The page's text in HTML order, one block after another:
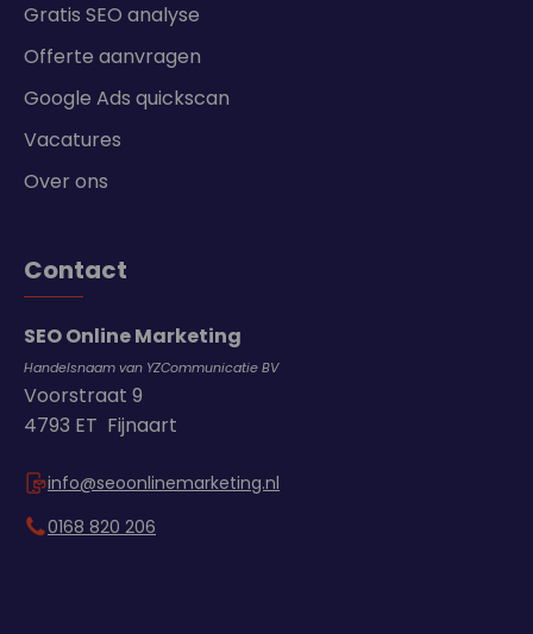
Gratis SEO analyse
Offerte aanvragen
Google Ads quickscan
Vacatures
Over ons
Contact
SEO Online Marketing
Handelsnaam van YZCommunicatie BV
Voorstraat 9
4793 ET Fijnaart
info@seoonlinemarketing.nl
0168 820 206